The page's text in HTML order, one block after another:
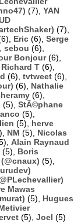
(7), YAN
(7),
Eric (6), Serge
sebou (6),
Bonjour(6),
Richard T (6),
(6), tvtweet (6),
(6), Nathalie
(6),
(5), StÃ©phane
(5),
(5), herve
NM (5), Nicolas
Alain Raynaud
(5), Boris
(5),
Mawas
(5), Hugues
(5), Joel (5)